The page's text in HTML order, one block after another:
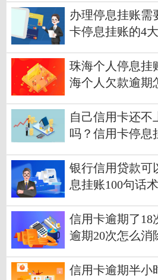
办理停息挂账需
卡停息挂账的4
珠海个人停息挂
海个人欠款逾期
自己信用卡还不
吗？信用卡停息
银行信用贷款可
息挂账100句话
信用卡逾期了18
逾期20次怎么消
信用卡逾期半小